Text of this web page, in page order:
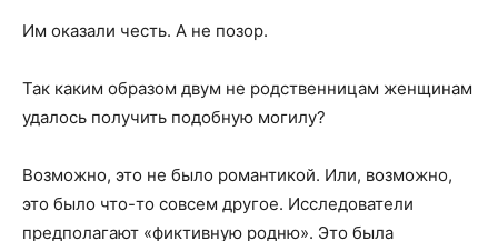
Им оказали честь. А не позор.
Так каким образом двум не родственницам женщинам
удалось получить подобную могилу?
Возможно, это не было романтикой. Или, возможно,
это было что-то совсем другое. Исследователи
предполагают «фиктивную родню». Это была